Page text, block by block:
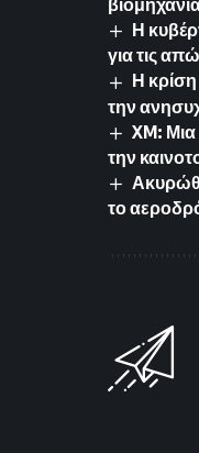
Η
για τις
Η
την
XM: Μια
την
το